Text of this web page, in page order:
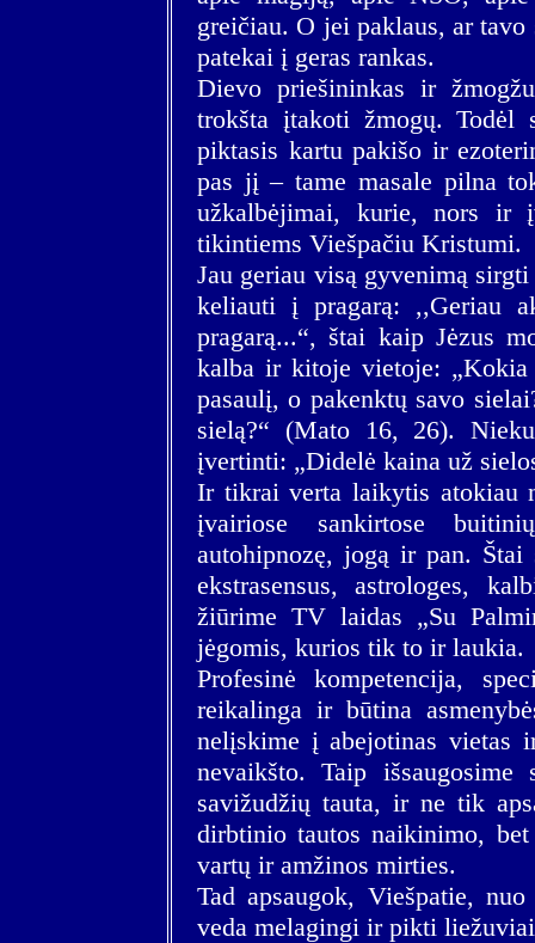
greičiau. O jei paklaus, ar
patekai į geras rankas.
Dievo priešininkas ir
trokšta įtakoti žmogų. Todėl
piktasis kartu pakišo ir
pas jį – tame masale pilna
užkalbėjimai, kurie, nors ir
tikintiems Viešpačiu Kristumi.
Jau geriau visą gyvenimą
keliauti į pragarą: ,,Geriau
pragarą...“, štai kaip Jėzus
kalba ir kitoje vietoje:
pasaulį, o pakenktų savo
sielą?“ (Mato 16, 26).
įvertinti: „Didelė kaina už
Ir tikrai verta laikytis atokiau
įvairiose sankirtose
autohipnozę, jogą ir pan.
ekstrasensus, astrologes,
žiūrime TV laidas „Su
jėgomis, kurios tik to ir laukia.
Profesinė kompetencija,
reikalinga ir būtina
nelįskime į abejotinas vietas
nevaikšto. Taip
savižudžių tauta, ir ne tik
dirbtinio tautos naikinimo,
vartų ir amžinos mirties.
Tad apsaugok, Viešpatie,
veda melagingi ir pikti